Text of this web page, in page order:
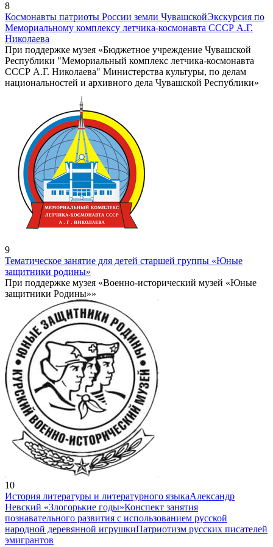
8
Космонавты патриоты России земли ЧувашскойЭкскурсия по
Мемориальному комплексу летчика-космонавта СССР А.Г.
Николаева
При поддержке музея «Бюджетное учреждение Чувашской
Республики "Мемориальный комплекс летчика-космонавта
СССР А.Г. Николаева" Министерства культуры, по делам
национальностей и архивного дела Чувашской Республики»
9
Тематическое занятие для детей старшей группы «Юные
защитники родины»
При поддержке музея «Военно-исторический музей «Юные
защитники Родины»»
10
История литературы и литературного языкаАлександр
Невский «Злогорькие годы»Конспект занятия
познавательного развития с использованием русской
народной деревянной игрушкиПатриотизм русских писателей
эмигрантов